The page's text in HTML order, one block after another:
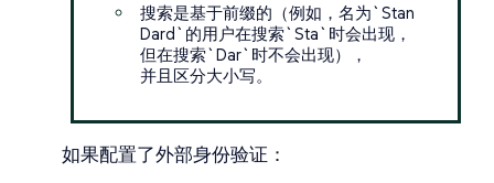
搜索是基于前缀的（例如，名为`Stan
Dard`的用户在搜索`Sta`时会出现，
但在搜索`Dar`时不会出现），
并且区分大小写。
如果配置了外部身份验证：